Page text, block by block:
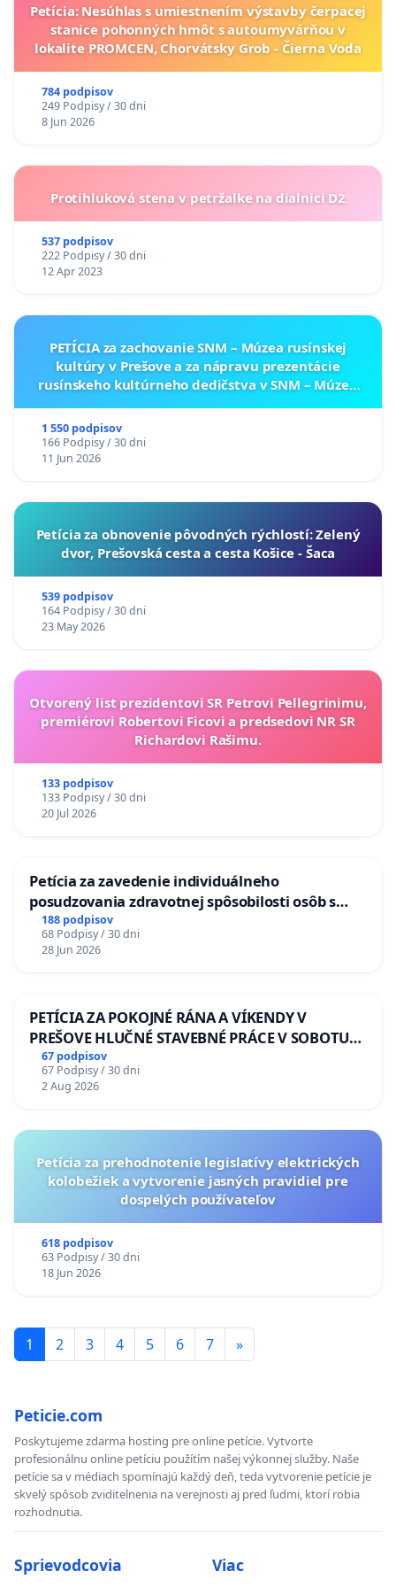
Petícia: Nesúhlas s umiestnením výstavby čerpacej
stanice pohonných hmôt s autoumyvárňou v
lokalite PROMCEN, Chorvátsky Grob - Čierna Voda
784 podpisov
249 Podpisy / 30 dni
8 Jun 2026
Protihluková stena v petržalke na dialnici D2
537 podpisov
222 Podpisy / 30 dni
12 Apr 2023
PETÍCIA za zachovanie SNM – Múzea rusínskej
kultúry v Prešove a za nápravu prezentácie
rusínskeho kultúrneho dedičstva v SNM – Múzeu
1 550 podpisov
166 Podpisy / 30 dni
11 Jun 2026
​Petícia za obnovenie pôvodných rýchlostí: Zelený
dvor, Prešovská cesta a cesta Košice - Šaca
539 podpisov
164 Podpisy / 30 dni
23 May 2026
Otvorený list prezidentovi SR Petrovi Pellegrinimu,
premiérovi Robertovi Ficovi a predsedovi NR SR
Richardovi Rašimu.
133 podpisov
133 Podpisy / 30 dni
20 Jul 2026
Petícia za zavedenie individuálneho
posudzovania zdravotnej spôsobilosti osôb s
diabetom 1. a 2. typu pri prijímaní do
Policajného zboru SR
188 podpisov
68 Podpisy / 30 dni
28 Jun 2026
PETÍCIA ZA POKOJNÉ RÁNA A VÍKENDY V
PREŠOVE HLUČNÉ STAVEBNÉ PRÁCE V SOBOTU
LEN OD 9.00 DO 13.00 HOD., CEZ PRACOVNÝ
TÝŽDEŇ CIEĽ 8.00 – 18.00 HOD. A PRAVIDELNÁ
KONTROLA STAVBY C-AREA NA
67 podpisov
67 Podpisy / 30 dni
2 Aug 2026
Petícia za prehodnotenie legislatívy elektrických
kolobežiek a vytvorenie jasných pravidiel pre
dospelých používateľov
618 podpisov
63 Podpisy / 30 dni
18 Jun 2026
1 2 3 4 5 6 7 »
Peticie.com
Poskytujeme zdarma hosting pre online petície. Vytvorte
profesionálnu online petíciu použítím našej výkonnej služby. Naše
petície sa v médiach spomínajú každý deň, teda vytvorenie petície je
skvelý spôsob zviditelnenia na verejnosti aj pred ľudmi, ktorí robia
rozhodnutia.
Sprievodcovia Viac